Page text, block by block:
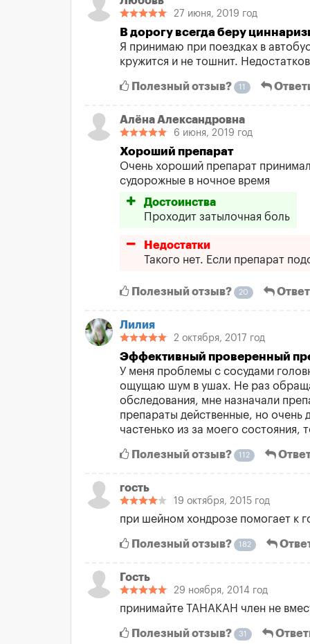
27 июня, 2019 год
В дорогу всегда беру
Я принимаю при поездках в
кружится и не тошнит.
Полезный отзыв? 11
Алёна Александровна
6 июня, 2019 год
Хороший препарат
Очень хороший препарат
судорожные в ночное время
Достоинства
Проходит затылочная боль
Недостатки
Такого нет. Если препарат
Полезный отзыв? 20
Лилия
2 октября, 2017 год
Эффективный проверенный
У меня проблемы с сосудами
ощущаю шум в ушах. Не раз
обследования, мне назначали
препараты действенные, но очень
частенько из за моего состояния,
Полезный отзыв? 112
гость
19 октября, 2015 год
при шейном хондрозе помогает к
Полезный отзыв? 182
Гость
29 ноября, 2014 год
принимайте ТАНАКАН член не
Полезный отзыв? 31